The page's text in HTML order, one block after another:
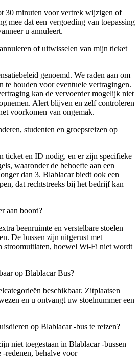
30 minuten voor vertrek wijzigen of
mee dat een vergoeding van toepassing
u annuleert.
of uitwisselen van mijn ticket
genoemd. We raden aan om
te houden voor eventuele vertragingen.
kan de vervoerder mogelijk niet
Alert blijven en zelf controleren
voorkomen van ongemak.
studenten en groepsreizen op
ticket en ID nodig, en er zijn specifieke
waaronder de behoefte aan een
dan 3. Blablacar biedt ook een
dat rechtstreeks bij het bedrijf kan
aan boord?
beenruimte en verstelbare stoelen
De bussen zijn uitgerust met
stroomuitlaten, hoewel Wi-Fi niet wordt
op Blablacar Bus?
beschikbaar. Zitplaatsen
en u ontvangt uw stoelnummer een
op Blablacar -bus te reizen?
niet toegestaan ​​in Blablacar -bussen
redenen, behalve voor